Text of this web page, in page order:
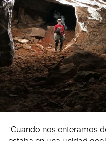
“Cuando nos enteramos